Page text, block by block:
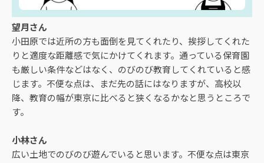
望月さん
小田原では近所の方も面倒を見てくれたり、挨拶してくれた
りと適度な距離感で気にかけてくれます。通っている保育園
も厳しい条件などはなく、のびのび教育してくれていると感
じます。不便な点は、まだ先の話にはなりますが、高校以
降、教育の幅が東京に比べると狭くなるかなと思うところで
す。
小林さん
広い土地でのびのび遊んでいると思います。不便な点は東京